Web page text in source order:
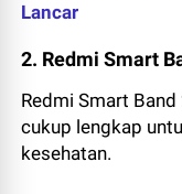
Lancar
2. Redmi Smart
Redmi Smart
cukup lengkap
kesehatan.